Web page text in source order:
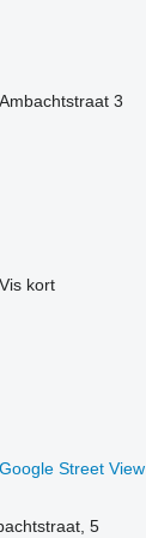
3
Vis kort
Google Street View
5